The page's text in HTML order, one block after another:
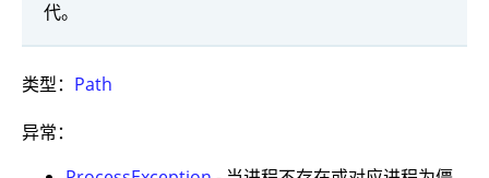
代。
类型： Path
异常：